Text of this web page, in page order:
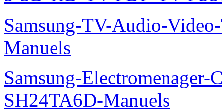
Samsung-TV-Audio-
Manuels
Samsung-Electromenager-
SH24TA6D-Manuels